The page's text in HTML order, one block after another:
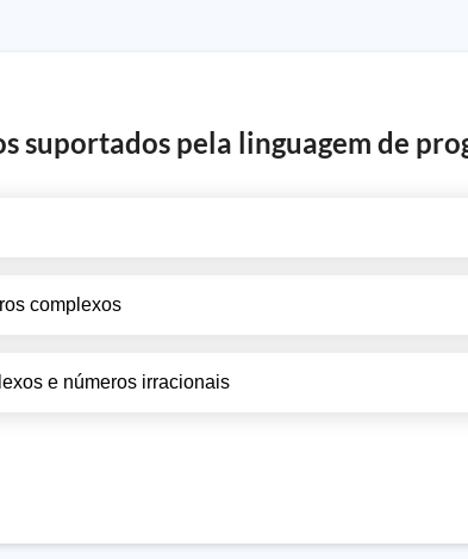
suportados pela linguagem de
complexos
e números irracionais